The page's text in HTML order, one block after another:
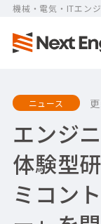
機械・電気・ITエン
ニュース
エンジ
体験型
ミコン